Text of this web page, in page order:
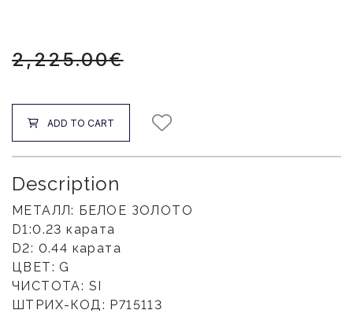
2,225.00€
ADD TO CART
Description
МЕТАЛЛ: БЕЛОЕ ЗОЛОТО
D1:0.23 карата
D2: 0.44 карата
ЦВЕТ: G
ЧИСТОТА: SI
ШТРИХ-КОД: P715113